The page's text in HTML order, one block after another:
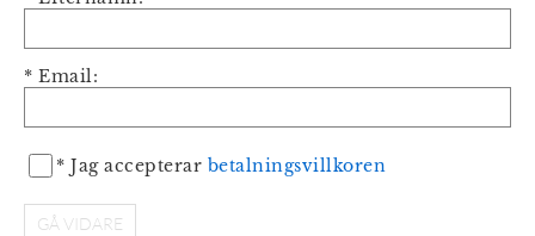
* Email:
* Jag accepterar betalningsvillkoren
GÅ VIDARE